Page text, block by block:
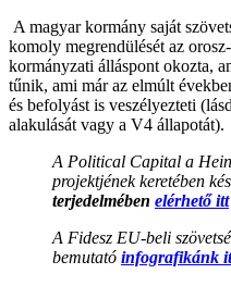
A magyar kormány saját
komoly megrendülését az
kormányzati álláspont okozta,
tűnik, ami már az elmúlt
és befolyást is veszélyezteti
alakulását vagy a V4 állapotát).
A Political Capital a
projektjének keretében
terjedelmében elérhető itt
A Fidesz EU-beli
bemutató infografikánk